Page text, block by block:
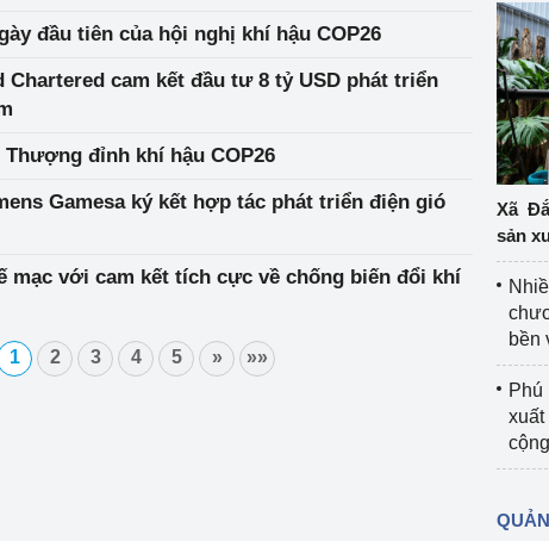
đầu tiên của hội nghị khí hậu COP26
Chartered cam kết đầu tư 8 tỷ USD phát triển
đỉnh khí hậu COP26
Gamesa ký kết hợp tác phát triển điện gió
mạc với cam kết tích cực về chống biến đổi khí
1 2 3 4 5 » »»
Xã
sản
bền